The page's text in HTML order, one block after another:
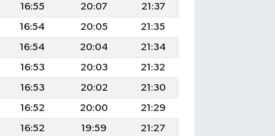
16:55 20:07
21:37
16:54 20:05
21:35
16:54 20:04
21:34
16:53 20:03
21:32
16:53 20:02
21:30
16:52 20:00
21:29
16:52 19:59
21:27